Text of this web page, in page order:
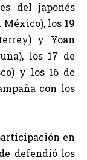
del japonés
los 19
y Yoan
los 17 de
y los 16 de
con los
en
defendió los